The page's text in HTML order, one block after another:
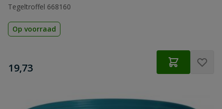
Tegeltroffel 668160
Op voorraad
€
19,73